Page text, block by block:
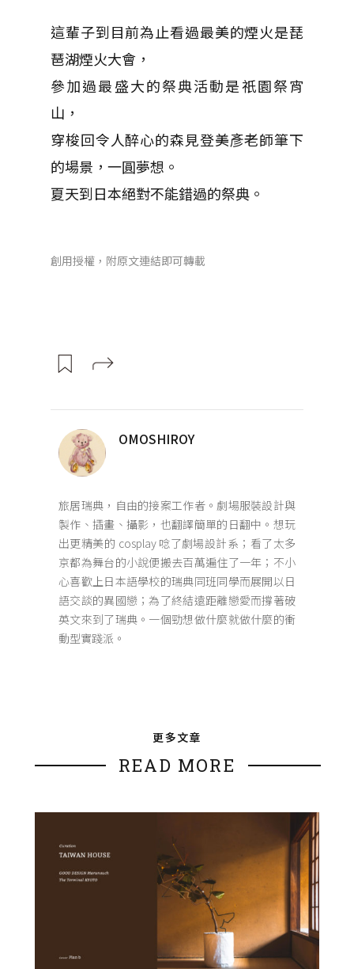
這輩子到目前為止看過最美的煙火是琵
琶湖煙火大會，
參加過最盛大的祭典活動是祇園祭宵
山，
穿梭回令人醉心的森見登美彥老師筆下
的場景，一圓夢想。
夏天到日本絕對不能錯過的祭典。
創用授權，附原文連結即可轉載
OMOSHIROY
旅居瑞典，自由的接案工作者。劇場服裝設計與
製作、插畫、攝影，也翻譯簡單的日翻中。想玩
出更精美的 cosplay 唸了劇場設計系；看了太多
京都為舞台的小說便搬去百萬遍住了一年；不小
心喜歡上日本語學校的瑞典同班同學而展開以日
語交談的異國戀；為了終結遠距離戀愛而撐著破
英文來到了瑞典。一個勁想做什麼就做什麼的衝
動型實踐派。
更多文章
READ MORE